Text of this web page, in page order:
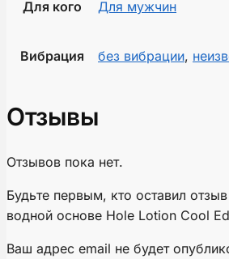
Для кого Для мужчин
Вибрация без вибрации,
Отзывы
Отзывов пока нет.
Будьте первым, кто оставил
водной основе Hole Lotion Cool
Ваш адрес email не будет